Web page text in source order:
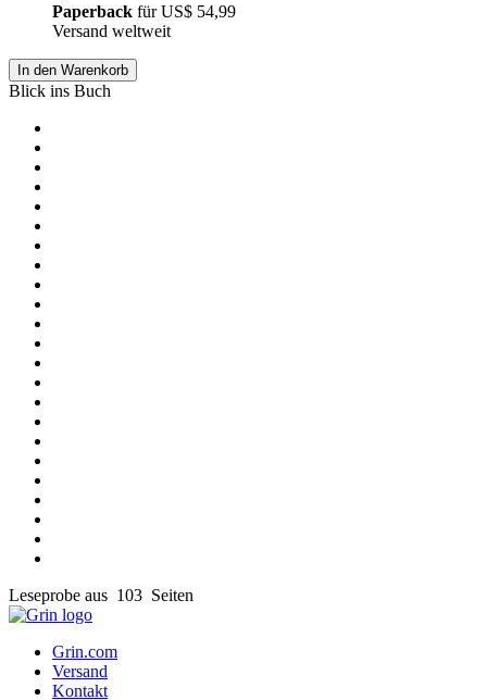
Paperback fürUS$ 54,99
Versand weltweit
In den Warenkorb
Blick ins Buch
Leseprobe aus 103 Seiten
Grin.com
Versand
Kontakt